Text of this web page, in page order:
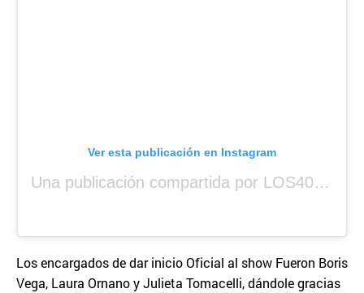
Ver esta publicación en Instagram
Una publicación compartida por LOS40 Panamá (@los40panama)
Los encargados de dar inicio Oficial al show Fueron Boris
Vega, Laura Ornano y Julieta Tomacelli, dándole gracias